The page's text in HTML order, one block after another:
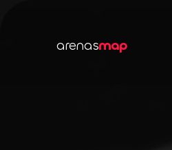
arenasmap